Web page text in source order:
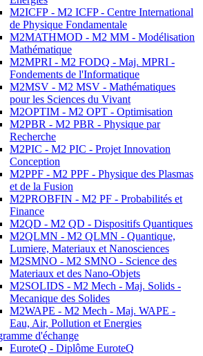
M2ICFP - M2 ICFP - Centre International
de Physique Fondamentale
M2MATHMOD - M2 MM - Modélisation
Mathématique
M2MPRI - M2 FODQ - Maj. MPRI -
Fondements de l'Informatique
M2MSV - M2 MSV - Mathématiques
pour les Sciences du Vivant
M2OPTIM - M2 OPT - Optimisation
M2PBR - M2 PBR - Physique par
Recherche
M2PIC - M2 PIC - Projet Innovation
Conception
M2PPF - M2 PPF - Physique des Plasmas
et de la Fusion
M2PROBFIN - M2 PF - Probabilités et
Finance
M2QD - M2 QD - Dispositifs Quantiques
M2QLMN - M2 QLMN - Quantique,
Lumiere, Materiaux et Nanosciences
M2SMNO - M2 SMNO - Science des
Materiaux et des Nano-Objets
M2SOLIDS - M2 Mech - Maj. Solids -
Mecanique des Solides
M2WAPE - M2 Mech - Maj. WAPE -
Eau, Air, Pollution et Energies
d'échange
EuroteQ - Diplôme EuroteQ